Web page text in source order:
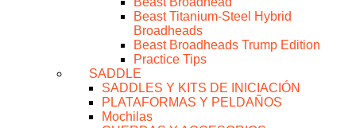
Beast Titanium-Steel Hybrid
Broadheads
Beast Broadheads Trump Edition
Practice Tips
SADDLE
SADDLES Y KITS DE INICIACIÓN
PLATAFORMAS Y PELDAÑOS
Mochilas